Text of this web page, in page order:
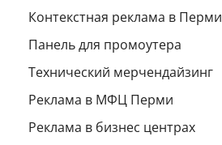
Контекстная реклама в Перми
Панель для промоутера
Технический мерчендайзинг
Реклама в МФЦ Перми
Реклама в бизнес центрах